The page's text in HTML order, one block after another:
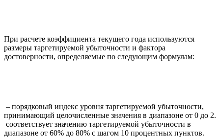
При расчете коэффициента текущего года используются
размеры таргетируемой убыточности и фактора
достоверности, определяемые по следующим формулам:
– порядковый индекс уровня таргетируемой убыточности,
принимающий целочисленные значения в диапазоне от 0 до 2.
соответствует значению таргетируемой убыточности в
диапазоне от 60% до 80% с шагом 10 процентных пунктов.